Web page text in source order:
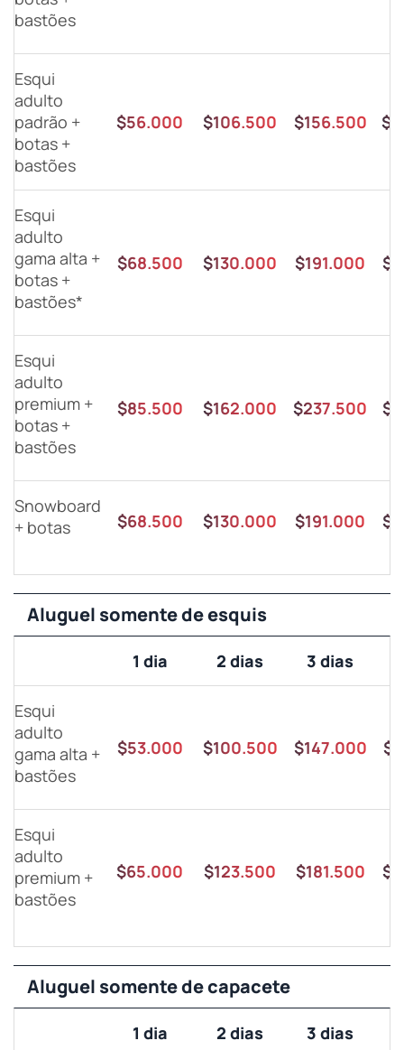
bastões
Esqui
adulto
padrão +
botas +
bastões
$56.000 $106.500 $156.500
Esqui
adulto
gama alta +
botas +
bastões*
$68.500 $130.000 $191.000
Esqui
adulto
premium +
botas +
bastões
$85.500 $162.000 $237.500
Snowboard
+ botas
$68.500 $130.000 $191.000
Aluguel somente de esquis
1 dia 2 dias 3 dias
Esqui
adulto
gama alta +
bastões
$53.000 $100.500 $147.000
Esqui
adulto
premium +
bastões
$65.000 $123.500 $181.500
Aluguel somente de capacete
1 dia 2 dias 3 dias